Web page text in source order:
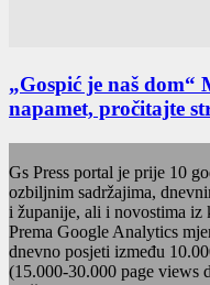
„Gospić je naš
napamet, pročitajte
Gs Press portal je prije 10
ozbiljnim sadržajima,
i županije, ali i novostima iz
Prema Google Analytics
dnevno posjeti između
(15.000-30.000 page views